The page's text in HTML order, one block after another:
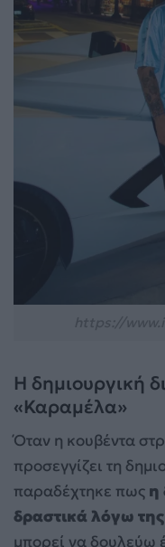
Η δημιουργική
«Καραμέλα»
Όταν η κουβέντα
προσεγγίζει τη
παραδέχτηκε πως η
δραστικά λόγω
μπορεί να δουλεύω